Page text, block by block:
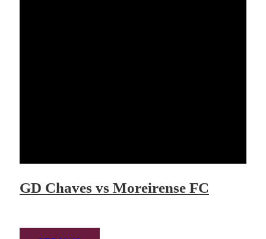
GD Chaves vs Moreirense FC